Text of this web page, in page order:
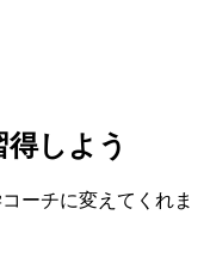
しよう
ーチに変えてくれま